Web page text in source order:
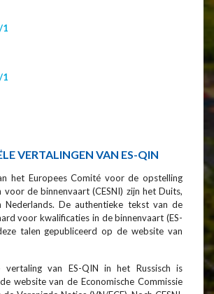
1
1
VERTALINGEN VAN ES-QIN
het Europees Comité voor de opstelling
voor de binnenvaart (CESNI) zijn het Duits,
Nederlands. De authentieke tekst van de
voor kwalificaties in de binnenvaart (ES-
talen gepubliceerd op de website van
vertaling van ES-QIN in het Russisch is
website van de Economische Commissie